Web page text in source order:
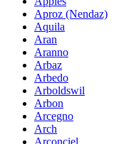
Aproz (Nendaz)
Aquila
Aran
Aranno
Arbaz
Arbedo
Arboldswil
Arbon
Arcegno
Arch
Arconciel